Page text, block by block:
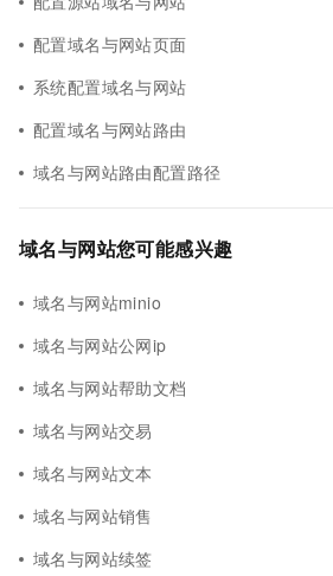
配置域名与网站页面
系统配置域名与网站
配置域名与网站路由
域名与网站路由配置路径
域名与网站您可能感兴趣
域名与网站minio
域名与网站公网ip
域名与网站帮助文档
域名与网站交易
域名与网站文本
域名与网站销售
域名与网站续签